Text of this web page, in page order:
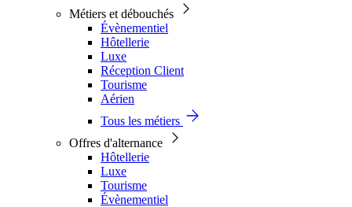
Métiers et débouchés
Évènementiel
Hôtellerie
Luxe
Réception Client
Tourisme
Aérien
Tous les métiers
Offres d'alternance
Hôtellerie
Luxe
Tourisme
Évènementiel